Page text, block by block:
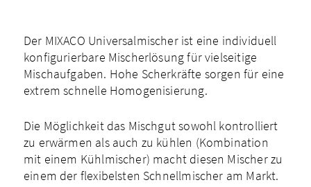
Der MIXACO Universalmischer ist eine individuell
konfigurier­bare Mischerlösung für vielseitige
Mischaufgaben. Hohe Scherkräfte sorgen für eine
extrem schnelle Homogeni­sierung.
Die Möglichkeit das Mischgut sowohl kontrolliert
zu erwärmen als auch zu kühlen (Kombination
mit einem Kühlmischer) macht diesen Mischer zu
einem der flexibelsten Schnellmischer am Markt.